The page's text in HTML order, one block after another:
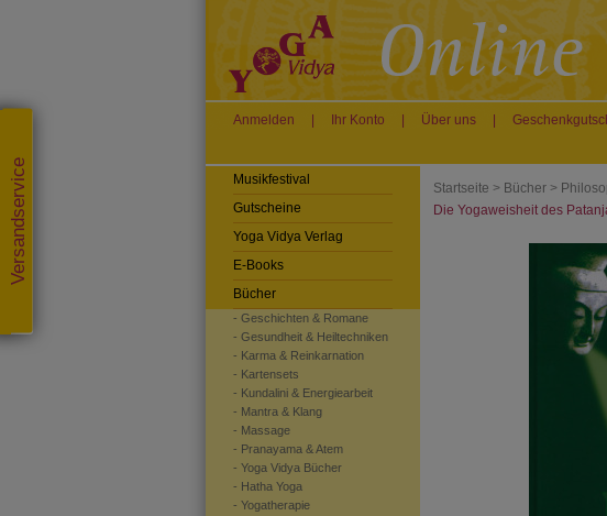
Versandservice
Anmelden Ihr Konto Über uns
Startseite > Bücher >
Die Yogaweisheit des
Musikfestival
Gutscheine
Yoga Vidya Verlag
E-Books
Bücher
- Geschichten & Romane
- Gesundheit & Heiltechniken
- Karma & Reinkarnation
- Kartensets
- Kundalini & Energiearbeit
- Mantra & Klang
- Massage
- Pranayama & Atem
- Yoga Vidya Bücher
- Hatha Yoga
- Yogatherapie